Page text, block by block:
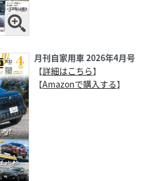
月刊自家用車 2026年4月号
【詳細はこちら】
【Amazonで購入する】